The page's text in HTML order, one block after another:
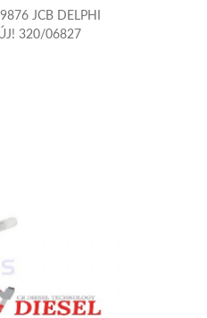
JCB DELPHI
320/06827